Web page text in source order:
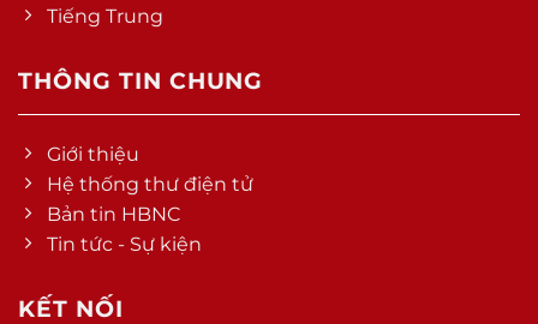
Tiếng Trung
THÔNG TIN CHUNG
Giới thiệu
Hệ thống thư điện tử
Bản tin HBNC
Tin tức - Sự kiện
KẾT NỐI